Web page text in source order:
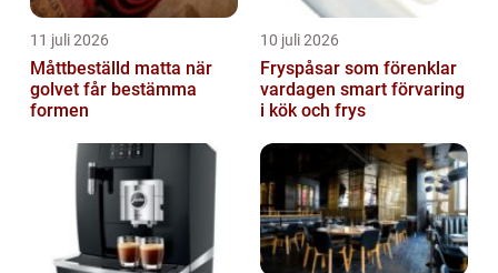
11 juli 2026
Måttbeställd matta när
golvet får bestämma
formen
10 juli 2026
Fryspåsar som förenklar
vardagen smart förvaring
i kök och frys